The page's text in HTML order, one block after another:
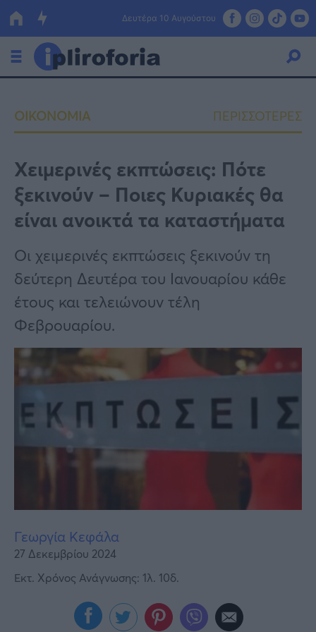
Δευτέρα 10 Αυγούστου
Οικονομία
Πολιτική
Τράπεζες
Επιδοτήσεις
ΕΣΠΑ
Κόσμος
Lifestyle
Αθλητικά
Υγεία
Γυναίκα
Καιρός
ΟΙΚΟΝΟΜΙΑ ΠΕΡΙΣΣΟΤΕΡΕΣ
Χειμερινές εκπτώσεις: Πότε
ξεκινούν – Ποιες Κυριακές θα
είναι ανοικτά τα καταστήματα
Οι χειμερινές εκπτώσεις ξεκινούν τη
δεύτερη Δευτέρα του Ιανουαρίου κάθε
έτους και τελειώνουν τέλη
Φεβρουαρίου.
Γεωργία Κεφάλα
27 Δεκεμβρίου 2024
Εκτ. Χρόνος Ανάγνωσης: 1λ. 10δ.